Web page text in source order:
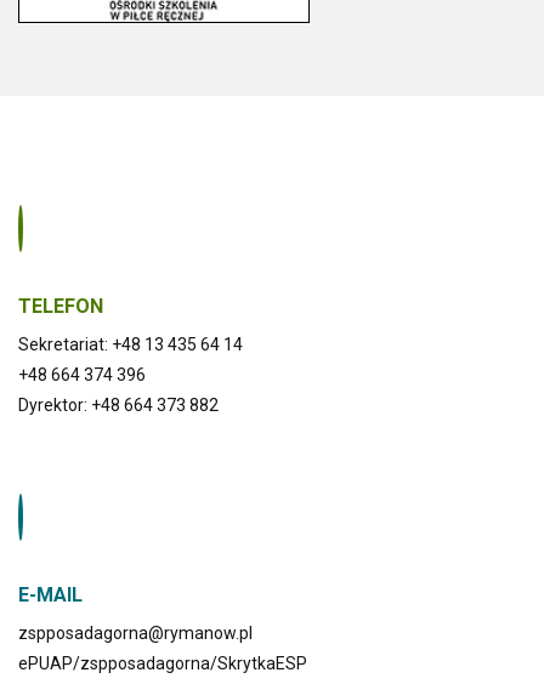
TELEFON
Sekretariat: +48 13 435 64 14
+48 664 374 396
Dyrektor: +48 664 373 882
E-MAIL
zspposadagorna@rymanow.pl
ePUAP/zspposadagorna/SkrytkaESP